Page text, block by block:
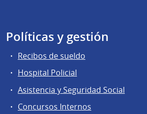
Políticas y gestión
Recibos de sueldo
Hospital Policial
Asistencia y Seguridad Social
Concursos Internos